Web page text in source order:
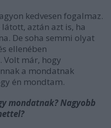
kedvesen fogalmaz.
aztán azt is, ha
De soha semmi olyat
ellenében
Volt már, hogy
a mondatnak
én mondtam.
mondatnak? Nagyobb